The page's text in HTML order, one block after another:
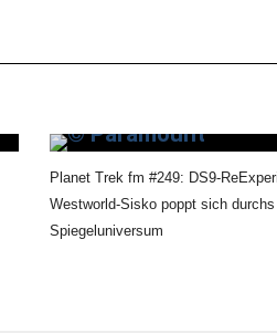
Planet Trek fm #249: DS9-
Westworld-Sisko poppt sich durchs
Spiegeluniversum